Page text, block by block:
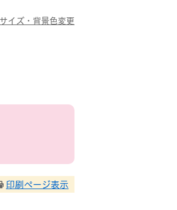
イズ・背景色変更
印刷ページ表示